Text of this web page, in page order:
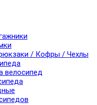
/ Кофры / Чехлы
велосипед